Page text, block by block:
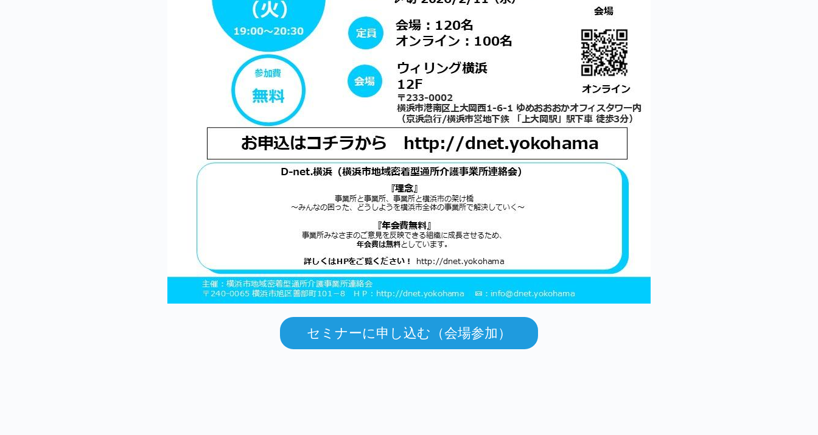
セミナーに申し込む（会場参加）